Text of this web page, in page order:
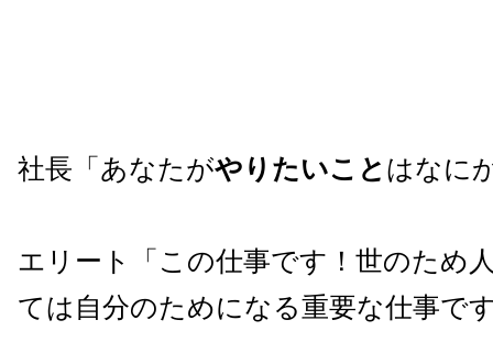
社長「あなたがやりたいこと はなに
エリート「この仕事です！世のため
ては自分のためになる重要な仕事で